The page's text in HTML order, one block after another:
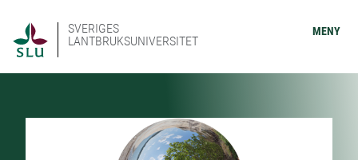
SVERIGES
LANTBRUKSUNIVERSITET
MENY